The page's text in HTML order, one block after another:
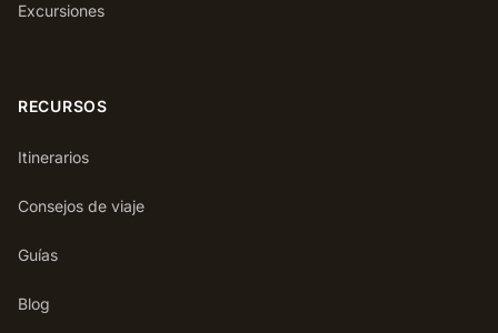
Excursiones
RECURSOS
Itinerarios
Consejos de viaje
Guías
Blog